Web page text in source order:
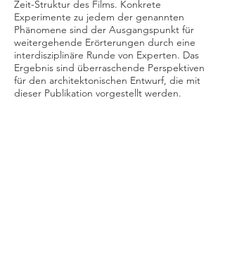
Zeit-Struktur des Films. Konkrete
Experimente zu jedem der genannten
Phänomene sind der Ausgangspunkt für
weitergehende Erörterungen durch eine
interdisziplinäre Runde von Experten. Das
Ergebnis sind überraschende Perspektiven
für den architektonischen Entwurf, die mit
dieser Publikation vorgestellt werden.